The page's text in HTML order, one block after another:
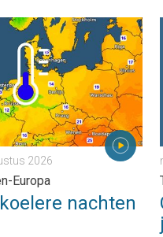
31 juli 2026
nachten aan. West- en
2026
Europa
nachten